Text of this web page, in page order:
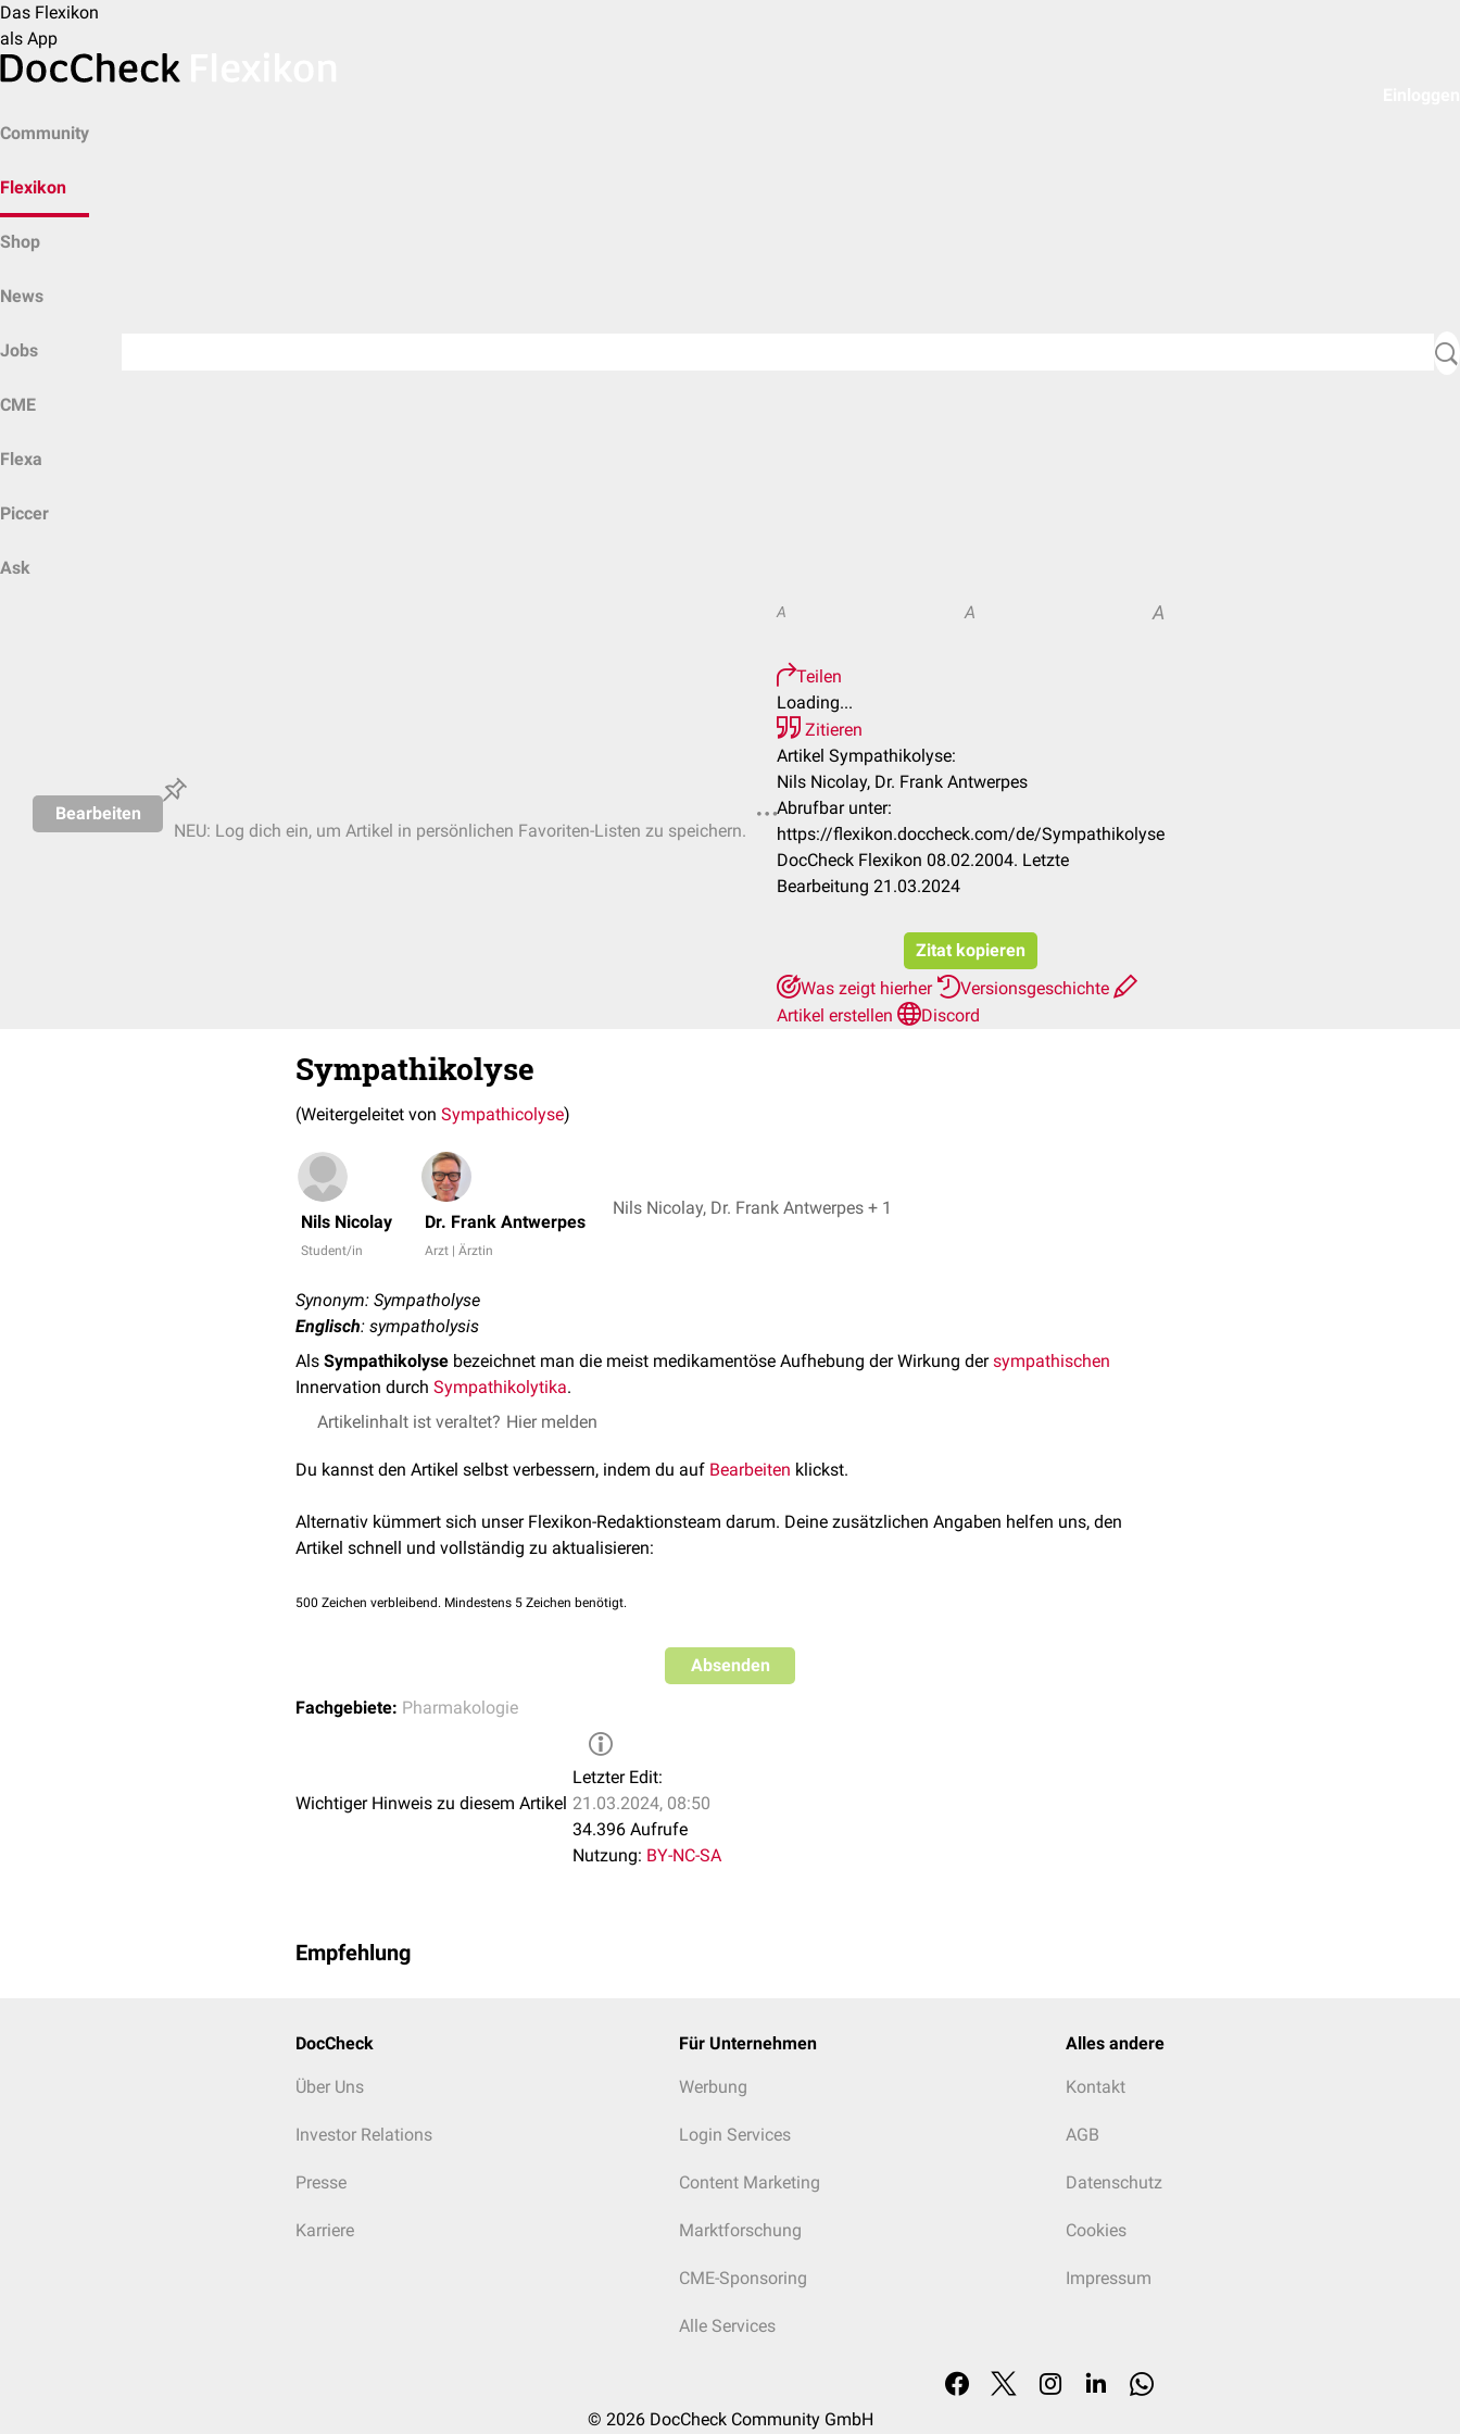
Das Flexikon
als App
Community
Flexikon
Shop
News
Jobs
CME
Flexa
Piccer
Ask
Bearbeiten
NEU: Log dich ein, um Artikel in persönlichen Favoriten-Listen zu speichern.
A A A
Teilen
Loading...
Zitieren
Artikel Sympathikolyse:
Nils Nicolay, Dr. Frank Antwerpes
Abrufbar unter:
https://flexikon.doccheck.com/de/Sympathikolyse
DocCheck Flexikon 08.02.2004. Letzte
Bearbeitung 21.03.2024
Zitat kopieren
Was zeigt hierher
Versionsgeschichte
Artikel erstellen
Discord
Sympathikolyse
(Weitergeleitet von Sympathicolyse)
Nils Nicolay
Student/in
Dr. Frank Antwerpes
Arzt | Ärztin
Nils Nicolay, Dr. Frank Antwerpes + 1
Synonym: Sympatholyse
Englisch: sympatholysis
Als Sympathikolyse bezeichnet man die meist medikamentöse Aufhebung der Wirkung dersympathischen
Innervation durch Sympathikolytika.
Artikelinhalt ist veraltet? Hier melden
Du kannst den Artikel selbst verbessern, indem du auf Bearbeiten klickst.
Alternativ kümmert sich unser Flexikon-Redaktionsteam darum. Deine zusätzlichen Angaben helfen uns, den
Artikel schnell und vollständig zu aktualisieren:
500 Zeichen verbleibend. Mindestens 5 Zeichen benötigt.
Absenden
Fachgebiete: Pharmakologie
Wichtiger Hinweis zu diesem Artikel
Letzter Edit:
21.03.2024, 08:50
34.396 Aufrufe
Nutzung: BY-NC-SA
Empfehlung
DocCheck
Über Uns
Investor Relations
Presse
Karriere
Für Unternehmen
Werbung
Login Services
Content Marketing
Marktforschung
CME-Sponsoring
Alle Services
Alles andere
Kontakt
AGB
Datenschutz
Cookies
Impressum
© 2026 DocCheck Community GmbH